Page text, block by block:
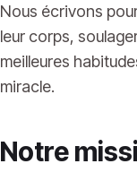
Nous écrivons
leur corps,
meilleures
miracle.
Notre